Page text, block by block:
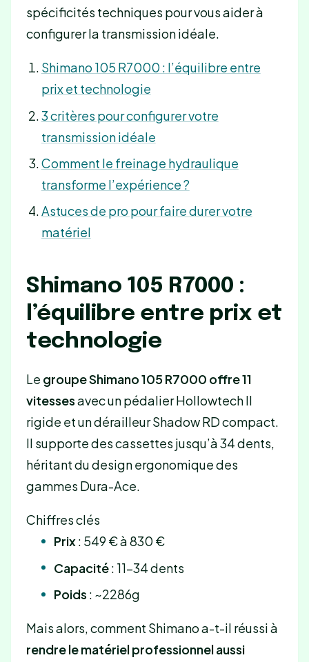
spécificités techniques pour vous aider à
configurer la transmission idéale.
Shimano 105 R7000 : l’équilibre entre
prix et technologie
3 critères pour configurer votre
transmission idéale
Comment le freinage hydraulique
transforme l’expérience ?
Astuces de pro pour faire durer votre
matériel
Shimano 105 R7000 :
l’équilibre entre prix et
technologie
Le groupe Shimano 105 R7000 offre 11
vitessesavec un pédalier Hollowtech II
rigide et un dérailleur Shadow RD compact.
Il supporte des cassettes jusqu’à 34 dents,
héritant du design ergonomique des
gammes Dura-Ace.
Chiffres clés
Prix: 549 € à 830 €
Capacité: 11-34 dents
Poids : ~2286g
Mais alors, comment Shimano a-t-il réussi à
rendre le matériel professionnel aussi